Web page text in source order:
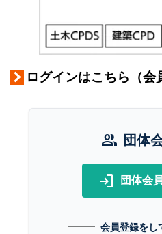
ログインはこちら（会
group 団体
login 団体会
会員登録をし